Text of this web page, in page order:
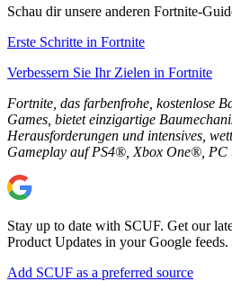
Schau dir unsere anderen Fortnite-
Erste Schritte in Fortnite
Verbessern Sie Ihr Zielen in Fortnite
Fortnite, das farbenfrohe, kostenlose
Games, bietet einzigartige
Herausforderungen und intensives,
Gameplay auf PS4®, Xbox One®, PC
Stay up to date with SCUF. Get our
Product Updates in your Google feeds.
Add SCUF as a preferred source